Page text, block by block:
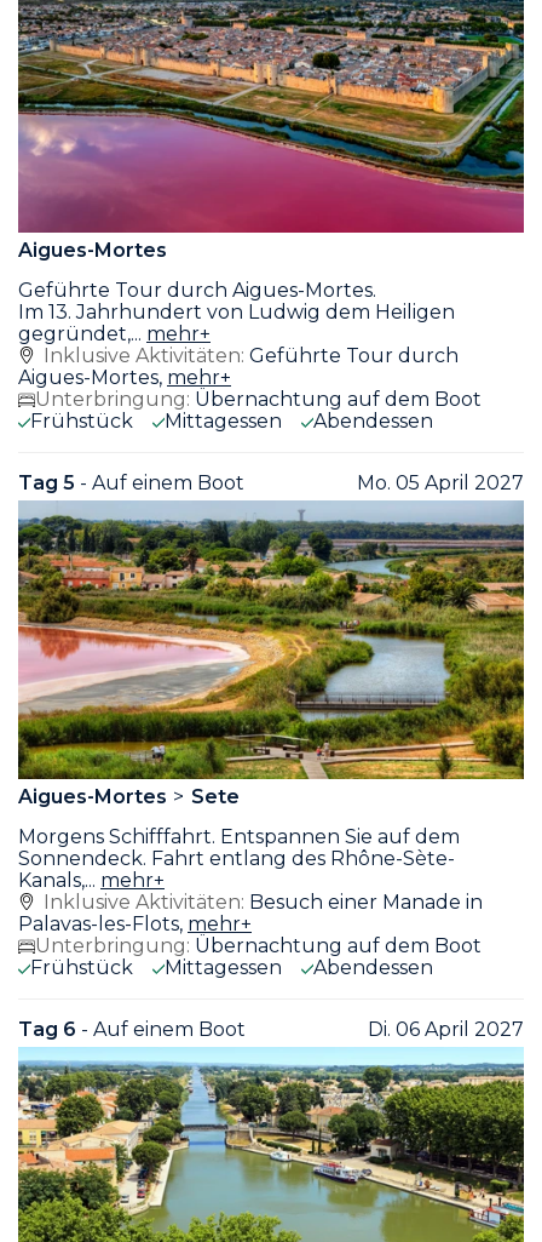
Aigues-Mortes
Geführte Tour durch Aigues-Mortes.
Im 13. Jahrhundert von Ludwig dem Heiligen
gegründet,... mehr+
Inklusive Aktivitäten: Geführte Tour durch
Aigues-Mortes, mehr+
Unterbringung: Übernachtung auf dem Boot
Frühstück
Mittagessen Abendessen
Tag 5 - Auf einem Boot Mo. 05 April 2027
Aigues-Mortes
Sete
Morgens Schifffahrt. Entspannen Sie auf dem
Sonnendeck. Fahrt entlang des Rhône-Sète-
Kanals,... mehr+
Inklusive Aktivitäten: Besuch einer Manade in
Palavas-les-Flots, mehr+
Unterbringung: Übernachtung auf dem Boot
Frühstück
Mittagessen Abendessen
Tag 6 - Auf einem Boot Di. 06 April 2027